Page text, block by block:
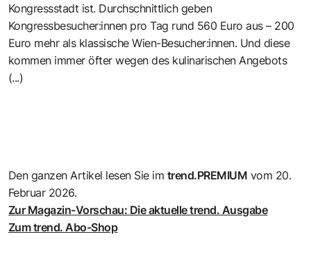
Kongressstadt ist. Durchschnittlich geben
Kongressbesucher:innen pro Tag rund 560 Euro aus – 200
Euro mehr als klassische Wien-Besucher:innen. Und diese
kommen immer öfter wegen des kulinarischen Angebots
(...)
Den ganzen Artikel lesen Sie im trend.PREMIUM vom 20.
Februar 2026.
Zur Magazin-Vorschau: Die aktuelle trend. Ausgabe
Zum trend. Abo-Shop